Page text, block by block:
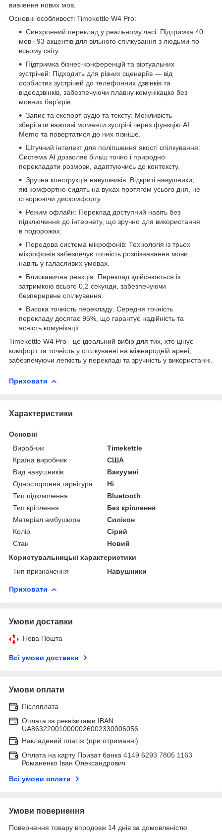
вивчення нових мов.
Основні особливості Timekettle W4 Pro:
Синхронний переклад у реальному часі: Підтримка 40
мов і 93 акцентів для вільного спілкування з людьми по
всьому світу.
Підтримка бізнес-конференцій та віртуальних
зустрічей: Підходить для різних сценаріїв — від
особистих зустрічей до телефонних дзвінків та
відеодзвінків, забезпечуючи плавну комунікацію без
мовних бар'єрів.
Запис та експорт аудіо та тексту: Можливість
зберігати важливі моменти зустрічі через функцію AI
Memo та повертатися до них пізніше.
Штучний інтелект для поліпшення якості спілкування:
Система AI дозволяє більш точно і природно
перекладати розмови, адаптуючись до контексту.
Зручна конструкція навушників: Відкриті навушники,
які комфортно сидять на вухах протягом усього дня, не
створюючи дискомфорту.
Режим офлайн: Переклад доступний навіть без
підключення до інтернету, що зручно для використання
в подорожах.
Передова система мікрофонів: Технологія із трьох
мікрофонів забезпечує точність розпізнавання мови,
навіть у галасливих умовах.
Блискавична реакція: Переклад здійснюється із
затримкою всього 0,2 секунди, забезпечуючи
безперервне спілкування.
Висока точність перекладу: Середня точність
перекладу досягає 95%, що гарантує надійність та
ясність комунікації.
Timekettle W4 Pro - це ідеальний вибір для тих, хто цінує
комфорт та точність у спілкуванні на міжнародній арені,
забезпечуючи легкість у перекладі та зручність у використанні.
Приховати
Характеристики
Основні
Виробник
Timekettle
Країна виробник
США
Вид навушників
Вакуумні
Одностороння гарнітура
Ні
Тип підключення
Bluetooth
Тип кріплення
Без кріплення
Матеріал амбушюра
Силікон
Колір
Сірий
Стан
Новий
Користувальницькі характеристики
Тип призначення
Навушники
Приховати
Умови доставки
Нова Пошта
Всі умови доставки
Умови оплати
Післяплата
Оплата за реквізитами IBAN:
UA863220010000026002330006056
Накладений платіж (при отриманні)
Оплата на карту Приват банка 4149 6293 7805 1163
Романенко Іван Олександрович
Всі умови оплати
Умови повернення
Повернення товару впродовж 14 днів за домовленістю